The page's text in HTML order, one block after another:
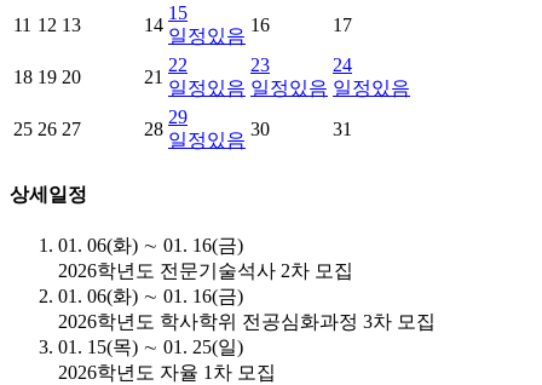
11 12 13 14
15
일정있음
16 17
18 19 20 21
22
일정있음
23
일정있음
24
일정있음
25 26 27 28
29
일정있음
30 31
상세일정
01. 06(화) ∼ 01. 16(금)
2026학년도 전문기술석사 2차 모집
01. 06(화) ∼ 01. 16(금)
2026학년도 학사학위 전공심화과정 3차 모집
01. 15(목) ∼ 01. 25(일)
2026학년도 자율 1차 모집